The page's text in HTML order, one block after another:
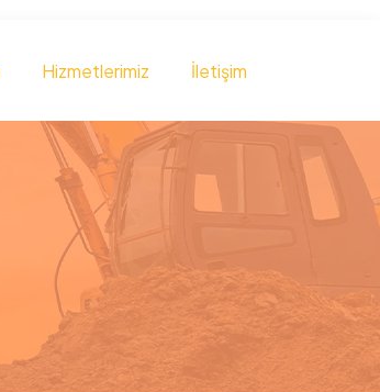
Hizmetlerimiz İletişim